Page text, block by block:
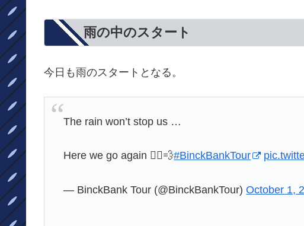
雨の中のスタート
今日も雨のスタートとなる。
The rain won’t stop us …
Here we go again 🚴‍♂️💨#BinckBankTour
— BinckBank Tour (@BinckBankTour)October 1,